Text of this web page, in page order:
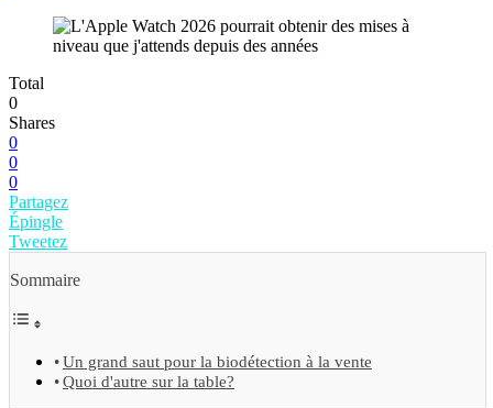
Total
0
Shares
0
0
0
Partagez
Épingle
Tweetez
Sommaire
Un grand saut pour la biodétection à la vente
Quoi d'autre sur la table?